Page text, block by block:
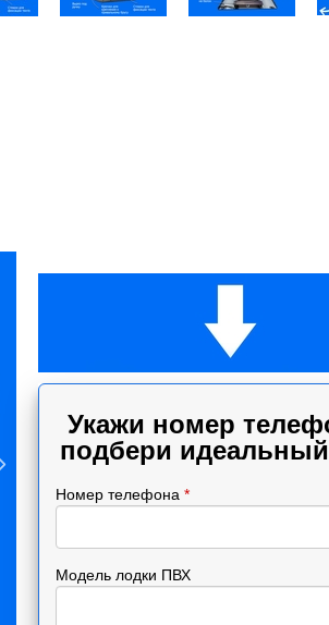
Укажи номер
подбери идеальный
Номер телефона *
Модель лодки ПВХ